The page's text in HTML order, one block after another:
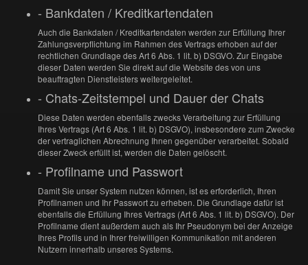
- Bankdaten / Kreditkartendaten
Auch die Bankdaten / Kreditkartendaten werden zur Erfüllung Ihrer
Zahlungsverpflichtung im Rahmen des Vertrags erhoben auf der
rechtlichen Grundlage des Art 6 Abs. 1 lit. b) DSGVO. Zur Eingabe
dieser Daten werden Sie direkt auf die Website des von uns
beauftragten Dienstleisters weitergeleitet.
- Chats-Zeitstempel und Dauer der Chats
Diese Daten werden ebenfalls zwecks Verarbeitung zur Erfüllung
Ihres Vertrags (Art 6 Abs. 1 lit. b) DSGVO), insbesondere zum Zwecke
der vertraglichen Abrechnung Ihnen gegenüber verarbeitet. Sobald
dieser Zweck erfüllt ist, werden die Daten gelöscht.
- Profilname und Passwort
Damit Sie unser System nutzen können, ist es erforderlich, Ihren
Profilnamen und Ihr Passwort zu erheben. Die Grundlage dafür ist
ebenfalls die Erfüllung Ihres Vertrags (Art 6 Abs. 1 lit. b) DSGVO). Der
Profilname dient außerdem auch als Ihr Pseudonym bei der Anzeige
Ihres Profils und in Ihrer freiwilligen Kommunikation mit anderen
Nutzern innerhalb unseres Systems.